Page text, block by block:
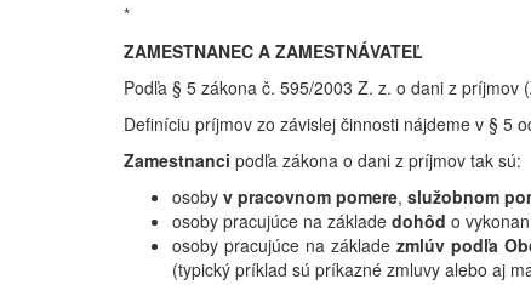
*
ZAMESTNANEC A ZAMESTNÁVATEĽ
Podľa § 5 zákona č. 595/2003 Z. z. o dani z príjmov
Definíciu príjmov zo závislej činnosti nájdeme v § 5
Zamestnanci podľa zákona o dani z príjmov tak sú:
osoby v pracovnom pomere, služobnom
osoby pracujúce na základe dohôd o
osoby pracujúce na základe zmlúv podľa
(typický príklad sú príkazné zmluvy alebo aj